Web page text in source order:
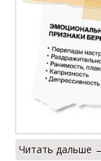
Читать дальше